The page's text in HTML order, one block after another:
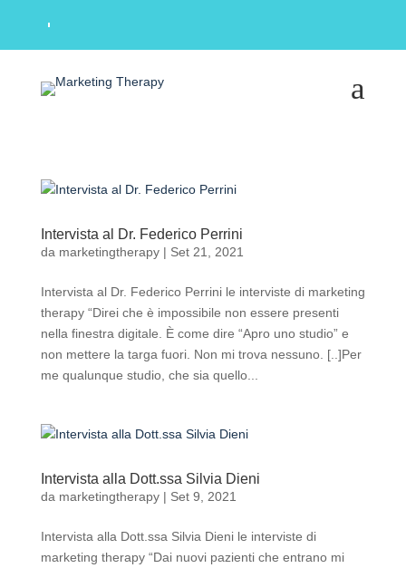
a
Intervista al Dr. Federico Perrini
da marketingtherapy| Set 21, 2021
Intervista al Dr. Federico Perrini le interviste di marketing
therapy “Direi che è impossibile non essere presenti
nella finestra digitale. È come dire “Apro uno studio” e
non mettere la targa fuori. Non mi trova nessuno. [..]Per
me qualunque studio, che sia quello...
Intervista alla Dott.ssa Silvia Dieni
da marketingtherapy| Set 9, 2021
Intervista alla Dott.ssa Silvia Dieni le interviste di
marketing therapy “Dai nuovi pazienti che entrano mi